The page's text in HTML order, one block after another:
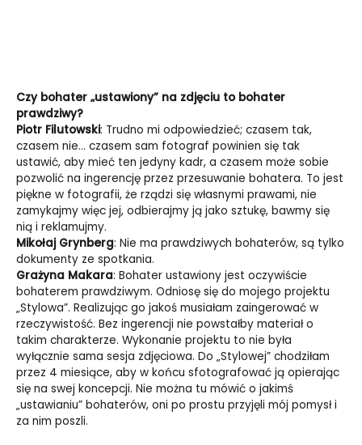
Czy bohater „ustawiony” na zdjęciu to bohater
prawdziwy?
Piotr Filutowski: Trudno mi odpowiedzieć; czasem tak,
czasem nie… czasem sam fotograf powinien się tak
ustawić, aby mieć ten jedyny kadr, a czasem może sobie
pozwolić na ingerencję przez przesuwanie bohatera. To jest
piękne w fotografii, że rządzi się własnymi prawami, nie
zamykajmy więc jej, odbierajmy ją jako sztukę, bawmy się
nią i reklamujmy.
Mikołaj Grynberg: Nie ma prawdziwych bohaterów, są tylko
dokumenty ze spotkania.
Grażyna Makara: Bohater ustawiony jest oczywiście
bohaterem prawdziwym. Odniosę się do mojego projektu
„Stylowa”. Realizując go jakoś musiałam zaingerować w
rzeczywistość. Bez ingerencji nie powstałby materiał o
takim charakterze. Wykonanie projektu to nie była
wyłącznie sama sesja zdjęciowa. Do „Stylowej” chodziłam
przez 4 miesiące, aby w końcu sfotografować ją opierając
się na swej koncepcji. Nie można tu mówić o jakimś
„ustawianiu” bohaterów, oni po prostu przyjęli mój pomysł i
za nim poszli.